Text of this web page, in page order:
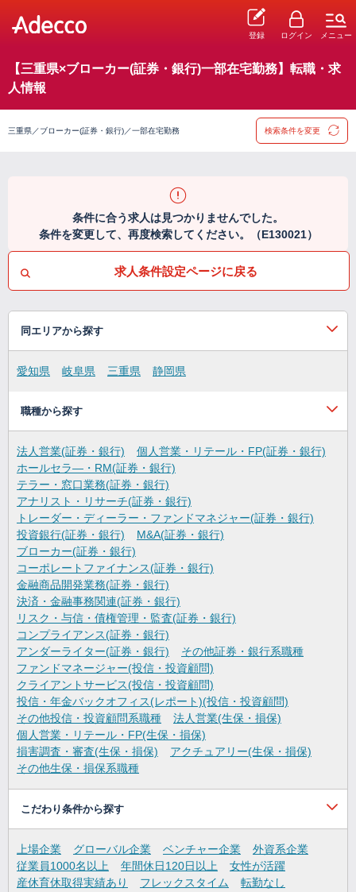
登録 ログイン メニュー
【三重県×ブローカー(証券・銀行)一部在宅勤務】転職・求
人情報
三重県／ブローカー(証券・銀行)／一部在宅勤務 検索条件を変更
条件に合う求人は見つかりませんでした。
条件を変更して、再度検索してください。（E130021）
求人条件設定ページに戻る
同エリアから探す
愛知県 岐阜県 三重県 静岡県
職種から探す
法人営業(証券・銀行)
個人営業・リテール・FP(証券・銀行)
ホールセラ―・RM(証券・銀行)
テラー・窓口業務(証券・銀行)
アナリスト・リサーチ(証券・銀行)
トレーダー・ディーラー・ファンドマネジャー(証券・銀行)
投資銀行(証券・銀行)
M&A(証券・銀行)
ブローカー(証券・銀行)
コーポレートファイナンス(証券・銀行)
金融商品開発業務(証券・銀行)
決済・金融事務関連(証券・銀行)
リスク・与信・債権管理・監査(証券・銀行)
コンプライアンス(証券・銀行)
アンダーライター(証券・銀行)
その他証券・銀行系職種
ファンドマネージャー(投信・投資顧問)
クライアントサービス(投信・投資顧問)
投信・年金バックオフィス(レポート)(投信・投資顧問)
その他投信・投資顧問系職種
法人営業(生保・損保)
個人営業・リテール・FP(生保・損保)
損害調査・審査(生保・損保)
アクチュアリー(生保・損保)
その他生保・損保系職種
こだわり条件から探す
上場企業 グローバル企業 ベンチャー企業
外資系企業
従業員1000名以上
年間休日120日以上
女性が活躍
産休育休取得実績あり
フレックスタイム
転勤なし